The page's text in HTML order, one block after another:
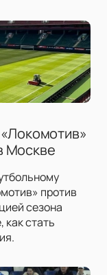
Москве
против
сезона
стать